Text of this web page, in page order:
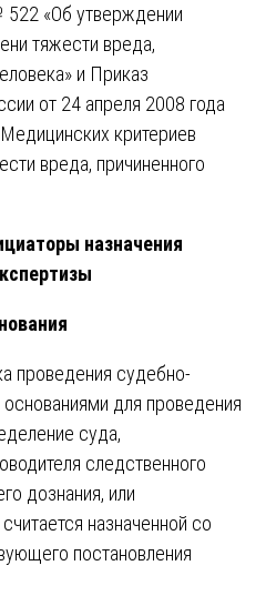
522 «Об утверждении
тяжести вреда,
и Приказ
от 24 апреля 2008 года
критериев
вреда, причиненного
назначения
проведения судебно-
для проведения
суда,
следственного
дознания, или
назначенной со
постановления